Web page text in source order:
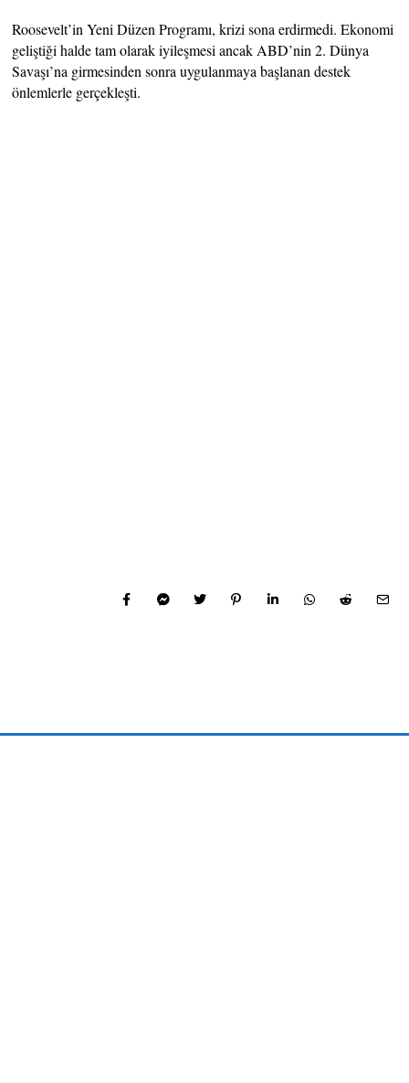
Roosevelt’in Yeni Düzen Programı, krizi sona erdirmedi. Ekonomi
geliştiği halde tam olarak iyileşmesi ancak ABD’nin 2. Dünya
Savaşı’na girmesinden sonra uygulanmaya başlanan destek
önlemlerle gerçekleşti.